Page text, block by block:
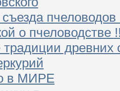
о пчеловодстве
древних
в МИРЕ